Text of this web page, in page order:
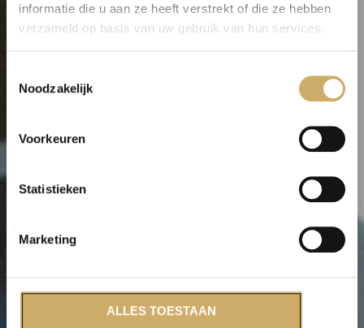
informatie die u aan ze heeft verstrekt of die ze hebben
verzameld op basis van uw gebruik van hun services.
Noodzakelijk
Voorkeuren
Statistieken
Marketing
ALLES TOESTAAN
Privacy Policy